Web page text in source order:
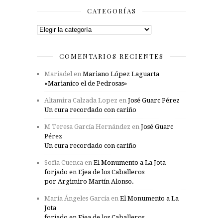
CATEGORÍAS
Categorías
COMENTARIOS RECIENTES
Mariadelen Mariano López Laguarta
«Marianico el de Pedrosas»
Altamira Calzada Lopez en José Guarc Pérez
Un cura recordado con cariño
M Teresa García Hernández en José Guarc
Pérez
Un cura recordado con cariño
Sofía Cuenca en El Monumento a La Jota
forjado en Ejea de los Caballeros
por Argimiro Martín Alonso.
María Ángeles García en El Monumento a La
Jota